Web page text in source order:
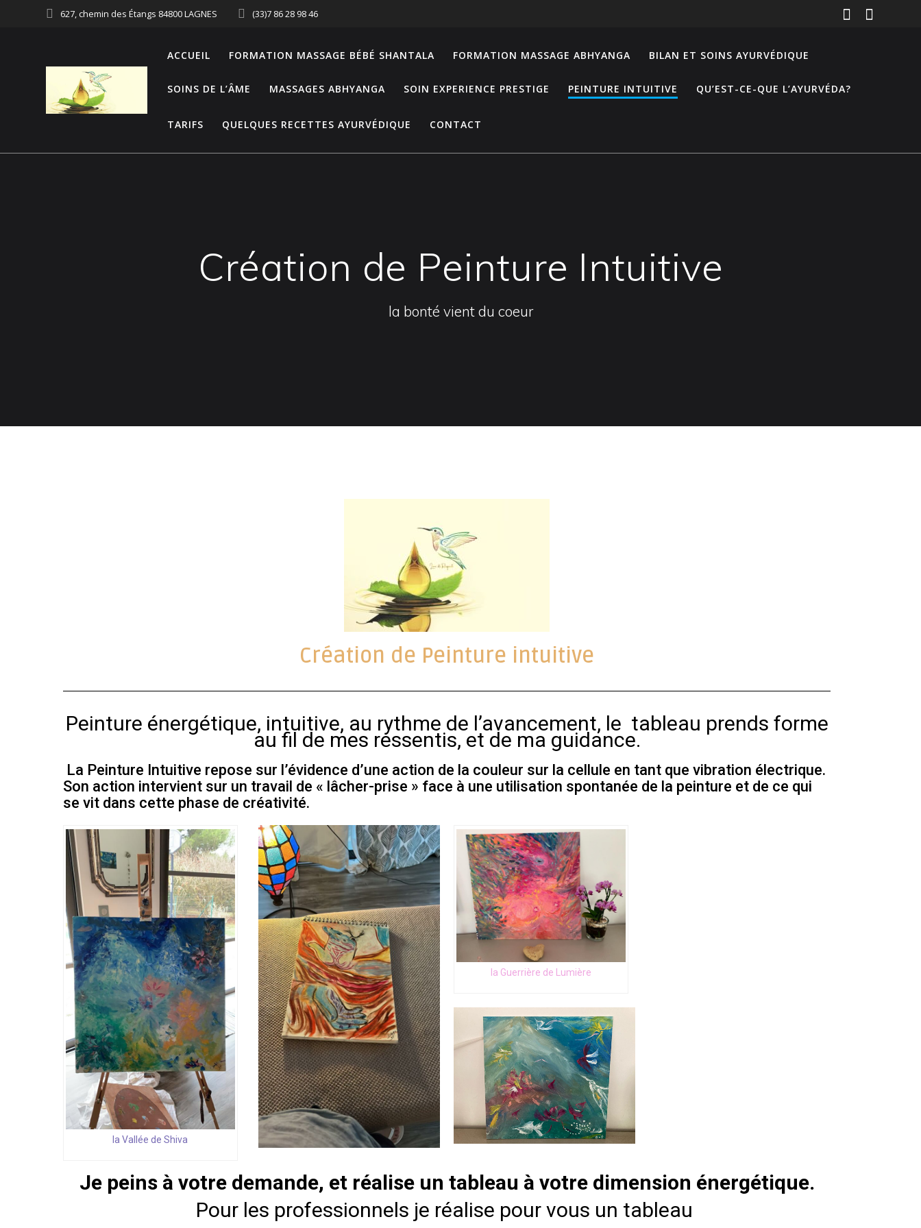
627, chemin des Étangs 84800 LAGNES (33)7 86 28 98 46
ACCUEIL FORMATION MASSAGE BÉBÉ SHANTALA FORMATION MASSAGE ABHYANGA BILAN ET SOINS AYURVÉDIQUE
SOINS DE L’ÂME MASSAGES ABHYANGA SOIN EXPERIENCE PRESTIGE PEINTURE INTUITIVE QU’EST-CE-QUE L’AYURVÉDA?
TARIFS QUELQUES RECETTES AYURVÉDIQUE CONTACT
Création de Peinture Intuitive
la bonté vient du coeur
Création de Peinture intuitive
Peinture énergétique, intuitive, au rythme de l’avancement, le tableau prends forme
au fil de mes ressentis, et de ma guidance.
La Peinture Intuitive repose sur l’évidence d’une action de la couleur sur la cellule en tant que vibration électrique.
Son action intervient sur un travail de « lâcher-prise » face à une utilisation spontanée de la peinture et de ce qui
se vit dans cette phase de créativité.
la Vallée de Shiva
la Guerrière de Lumière
Je peins à votre demande, et réalise un tableau à votre dimension énergétique.
Pour les professionnels je réalise pour vous un tableau